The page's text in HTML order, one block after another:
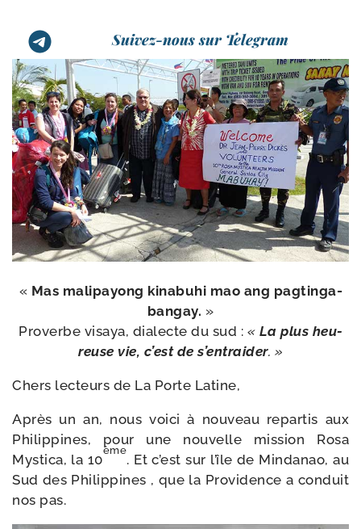
Suivez-nous sur Telegram
« Mas mali­payong kina­bu­hi mao ang pag­tin­ga­
ban­gay. »
Proverbe visaya, dia­lecte du sud : « La plus heu­
reuse vie, c’est de s’entraider. »
Chers lec­teurs de La Porte Latine,
Après un an, nous voi­ci à nou­veau repar­tis aux
Philippines, pour une nou­velle mis­sion Rosa
Mystica, la 10
ème
. Et c’est sur l’île de Mindanao, au
Sud des Philippines , que la Providence a conduit
nos pas.